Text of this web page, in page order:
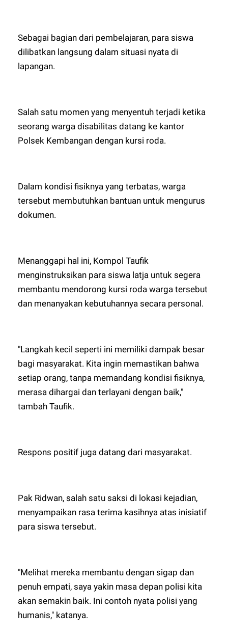
Sebagai bagian dari pembelajaran, para siswa
dilibatkan langsung dalam situasi nyata di
lapangan.
Salah satu momen yang menyentuh terjadi ketika
seorang warga disabilitas datang ke kantor
Polsek Kembangan dengan kursi roda.
Dalam kondisi fisiknya yang terbatas, warga
tersebut membutuhkan bantuan untuk mengurus
dokumen.
Menanggapi hal ini, Kompol Taufik
menginstruksikan para siswa latja untuk segera
membantu mendorong kursi roda warga tersebut
dan menanyakan kebutuhannya secara personal.
"Langkah kecil seperti ini memiliki dampak besar
bagi masyarakat. Kita ingin memastikan bahwa
setiap orang, tanpa memandang kondisi fisiknya,
merasa dihargai dan terlayani dengan baik,"
tambah Taufik.
Respons positif juga datang dari masyarakat.
Pak Ridwan, salah satu saksi di lokasi kejadian,
menyampaikan rasa terima kasihnya atas inisiatif
para siswa tersebut.
"Melihat mereka membantu dengan sigap dan
penuh empati, saya yakin masa depan polisi kita
akan semakin baik. Ini contoh nyata polisi yang
humanis," katanya.